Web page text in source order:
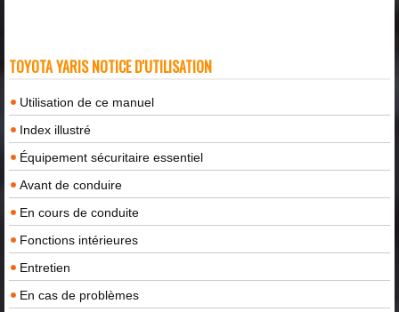
TOYOTA YARIS NOTICE D'UTILISATION
Utilisation de ce manuel
Index illustré
Équipement sécuritaire essentiel
Avant de conduire
En cours de conduite
Fonctions intérieures
Entretien
En cas de problèmes